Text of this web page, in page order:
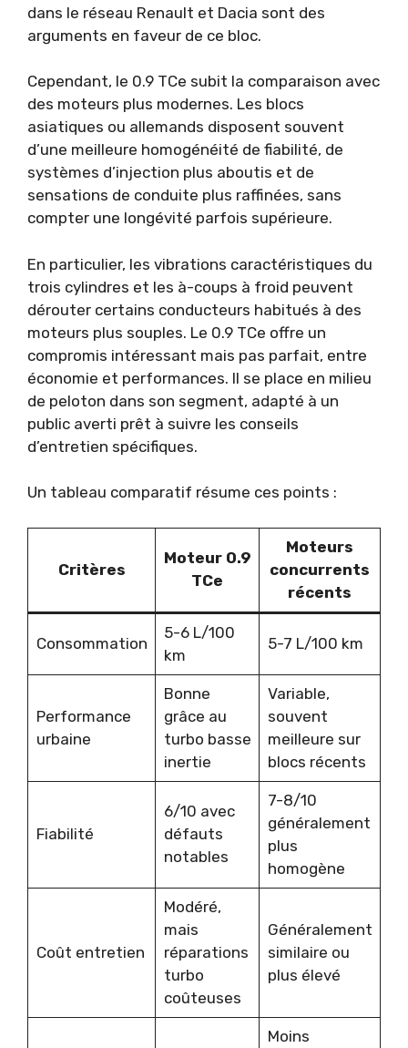
dans le réseau Renault et Dacia sont des
arguments en faveur de ce bloc.
Cependant, le 0.9 TCe subit la comparaison avec
des moteurs plus modernes. Les blocs
asiatiques ou allemands disposent souvent
d’une meilleure homogénéité de fiabilité, de
systèmes d’injection plus aboutis et de
sensations de conduite plus raffinées, sans
compter une longévité parfois supérieure.
En particulier, les vibrations caractéristiques du
trois cylindres et les à-coups à froid peuvent
dérouter certains conducteurs habitués à des
moteurs plus souples. Le 0.9 TCe offre un
compromis intéressant mais pas parfait, entre
économie et performances. Il se place en milieu
de peloton dans son segment, adapté à un
public averti prêt à suivre les conseils
d’entretien spécifiques.
Un tableau comparatif résume ces points :
Critères
Moteur 0.9
TCe
Moteurs
concurrents
récents
Consommation
5-6 L/100
km
5-7 L/100 km
Performance
urbaine
Bonne
grâce au
turbo basse
inertie
Variable,
souvent
meilleure sur
blocs récents
Fiabilité
6/10 avec
défauts
notables
7-8/10
généralement
plus
homogène
Coût entretien
Modéré,
mais
réparations
turbo
coûteuses
Généralement
similaire ou
plus élevé
Moins